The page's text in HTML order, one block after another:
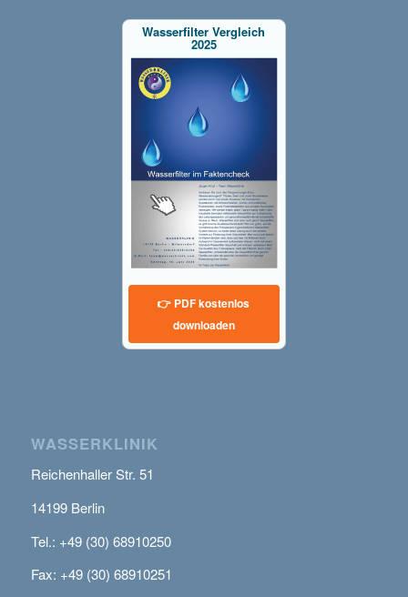
Wasserfilter Vergleich
2025
👉 PDF kostenlos
downloaden
WASSERKLINIK
Reichenhaller Str. 51
14199 Berlin
Tel.: +49 (30) 68910250
Fax: +49 (30) 68910251